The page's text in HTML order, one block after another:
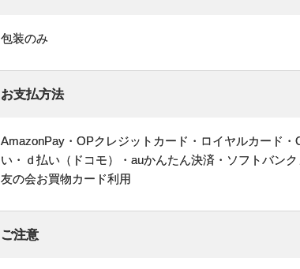
包装のみ
お支払方法
AmazonPay・OPクレジットカード・ロイヤルカード
い・ｄ払い（ドコモ）・auかんたん決済・ソフトバン
友の会お買物カード利用
ご注意